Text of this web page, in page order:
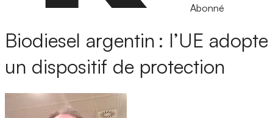
Abonné
Biodiesel argentin : l’UE adopte
un dispositif de protection